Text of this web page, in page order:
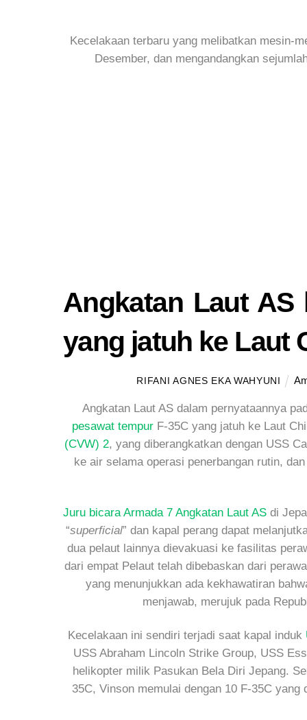
Kecelakaan terbaru yang melibatkan mesin-
Desember, dan mengandangkan
Angkatan Laut AS
yang jatuh ke Laut
RIFANI AGNES EKA WAHYUNI
Angkatan Laut AS dalam pernyataannya
pesawat tempurF-35C yang jatuh ke Laut
(CVW) 2, yang diberangkatkan dengan USS
ke air selama operasi penerbangan rutin,
Juru bicara Armada 7 Angkatan Laut AS di
“superficial” dan kapal perang dapat
dua pelaut lainnya dievakuasi ke fasilitas
dari empat Pelaut telah dibebaskan dari
yang menunjukkan ada kekhawatiran
menjawab, merujuk pada
Kecelakaan ini sendiri terjadi saat kapal induk
USS Abraham Lincoln Strike Group, USS
helikopter milik Pasukan Bela Diri Jepang.
35C, Vinson memulai dengan 10 F-35C